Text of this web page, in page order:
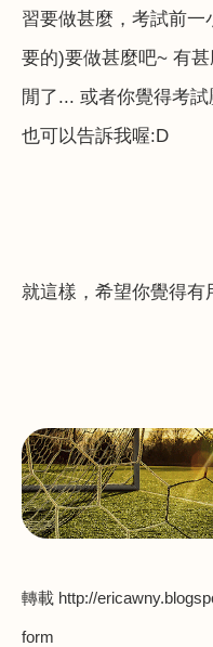
習要做甚麼，考試前
要的)要做甚麼吧~ 有
閒了... 或者你覺得考試
也可以告訴我喔:D
就這樣，希望你覺得有
轉載 http://
form